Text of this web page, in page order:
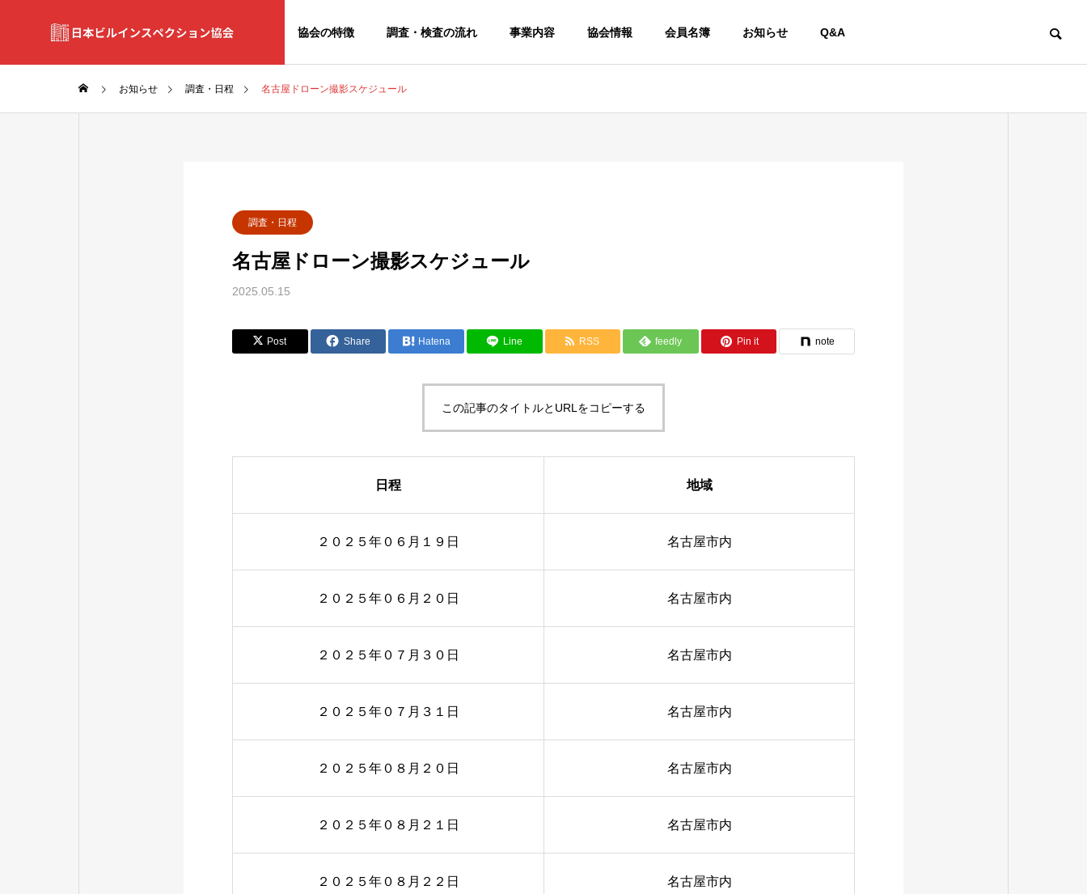
協会の特徴 調査・検査の流れ 事業内容 協会情報 会員名簿 お知らせ Q&A
お知らせ 調査・日程 名古屋ドローン撮影スケジュール
調査・日程
名古屋ドローン撮影スケジュール
2025.05.15
Post Share Hatena Line RSS feedly Pin it note
この記事のタイトルとURLをコピーする
日程 地域
２０２５年０６月１９日 名古屋市内
２０２５年０６月２０日 名古屋市内
２０２５年０７月３０日 名古屋市内
２０２５年０７月３１日 名古屋市内
２０２５年０８月２０日 名古屋市内
２０２５年０８月２１日 名古屋市内
２０２５年０８月２２日 名古屋市内